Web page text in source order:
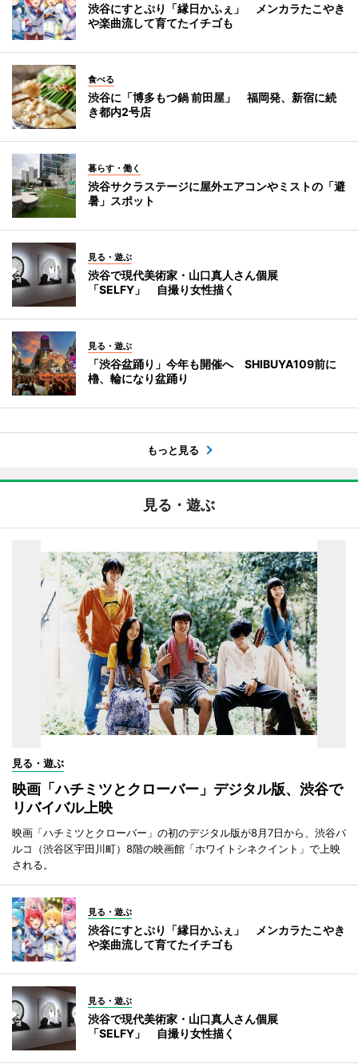
渋谷にすとぷり「縁日かふぇ」 メンカラたこやき
や楽曲流して育てたイチゴも
食べる
渋谷に「博多もつ鍋 前田屋」 福岡発、新宿に続
き都内2号店
暮らす・働く
渋谷サクラステージに屋外エアコンやミストの「避
暑」スポット
見る・遊ぶ
渋谷で現代美術家・山口真人さん個展
「SELFY」 自撮り女性描く
見る・遊ぶ
「渋谷盆踊り」今年も開催へ SHIBUYA109前に
櫓、輪になり盆踊り
もっと見る
見る・遊ぶ
見る・遊ぶ
映画「ハチミツとクローバー」デジタル版、渋谷で
リバイバル上映
映画「ハチミツとクローバー」の初のデジタル版が8月7日から、渋谷パ
ルコ（渋谷区宇田川町）8階の映画館「ホワイトシネクイント」で上映
される。
見る・遊ぶ
渋谷にすとぷり「縁日かふぇ」 メンカラたこやき
や楽曲流して育てたイチゴも
見る・遊ぶ
渋谷で現代美術家・山口真人さん個展
「SELFY」 自撮り女性描く